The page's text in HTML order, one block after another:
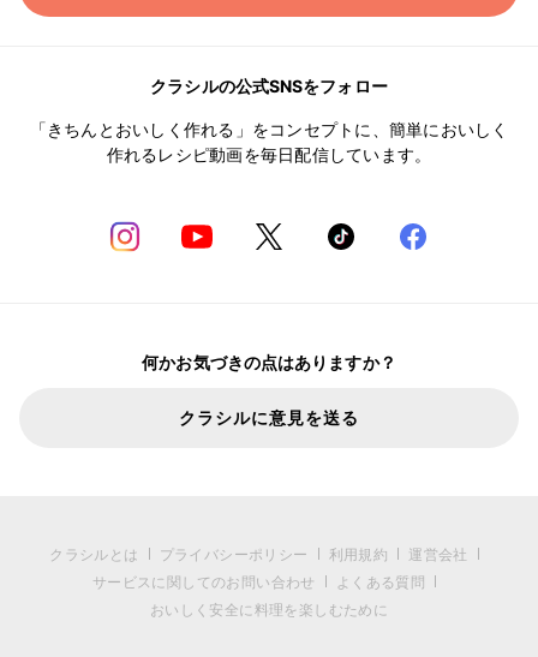
クラシルの公式SNSをフォロー
「きちんとおいしく作れる」をコンセプトに、簡単においしく
作れるレシピ動画を毎日配信しています。
何かお気づきの点はありますか？
クラシルに意見を送る
クラシルとは プライバシーポリシー 利用規約
運営会社
サービスに関してのお問い合わせ
よくある質問
おいしく安全に料理を楽しむために